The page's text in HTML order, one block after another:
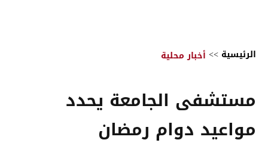
الرئيسية >> أخبار محلية
مستشفى الجامعة يحدد
مواعيد دوام رمضان